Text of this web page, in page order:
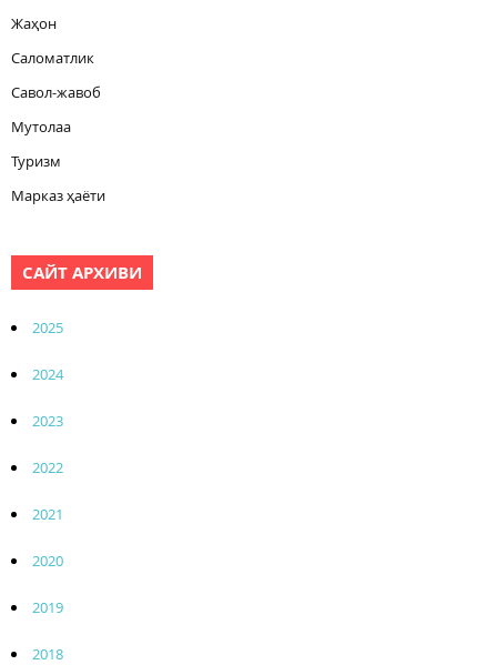
Жаҳон
Саломатлик
Савол-жавоб
Мутолаа
Туризм
Марказ ҳаёти
САЙТ АРХИВИ
2025
2024
2023
2022
2021
2020
2019
2018